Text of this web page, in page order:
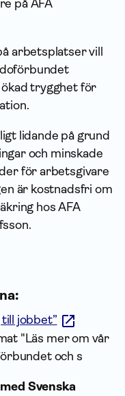
på AFA
arbetsplatser vill
ökad trygghet för
lidande på grund
och minskade
för arbetsgivare
är kostnadsfri om
hos AFA
till jobbet”
"Läs mer om vår
och s
Svenska